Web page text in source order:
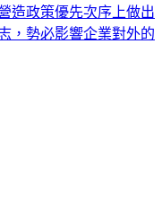
造政策優先次序上做出
，勢必影響企業對外的